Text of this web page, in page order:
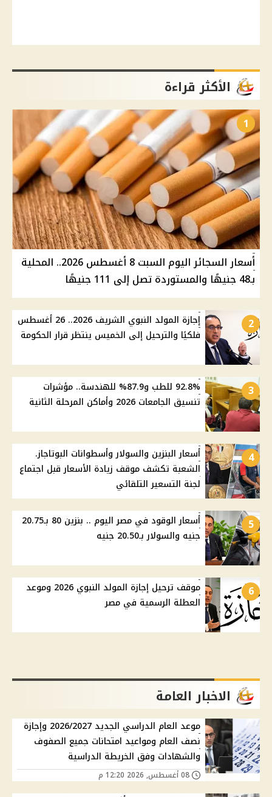
الأكثر قراءة
1
أسعار السجائر اليوم السبت 8 أغسطس 2026.. المحلية
بـ48 جنيهًا والمستوردة تصل إلى 111 جنيهًا
2
إجازة المولد النبوي الشريف 2026.. 26 أغسطس
فلكيًا والترحيل إلى الخميس ينتظر قرار الحكومة
3
92.8% للطب و87.9% للهندسة.. مؤشرات
تنسيق الجامعات 2026 وأماكن المرحلة الثانية
4
أسعار البنزين والسولار وأسطوانات البوتاجاز.
الشعبة تكشف موقف زيادة الأسعار قبل اجتماع
لجنة التسعير التلقائي
5
أسعار الوقود في مصر اليوم .. بنزين 80 بـ20.75
جنيه والسولار بـ20.50 جنيه
6
موقف ترحيل إجازة المولد النبوي 2026 وموعد
العطلة الرسمية في مصر
الاخبار العامة
موعد العام الدراسي الجديد 2026/2027 وإجازة
نصف العام ومواعيد امتحانات جميع الصفوف
والشهادات وفق الخريطة الدراسية